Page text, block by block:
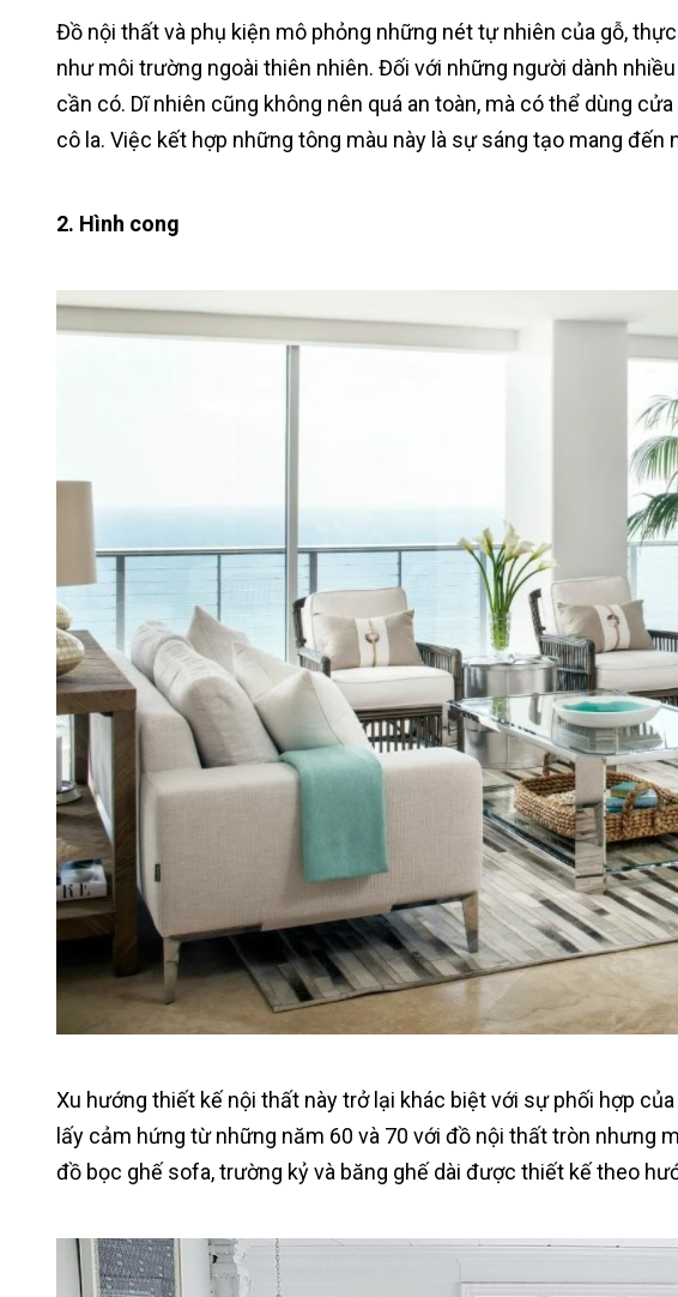
Đồ nội thất và phụ kiện mô phỏng những nét tự nhiên của gỗ,
như môi trường ngoài thiên nhiên. Đối với những người dành
cần có. Dĩ nhiên cũng không nên quá an toàn, mà có thể dùng
cô la. Việc kết hợp những tông màu này là sự sáng tạo mang đến
2. Hình cong
Xu hướng thiết kế nội thất này trở lại khác biệt với sự phối hợp
lấy cảm hứng từ những năm 60 và 70 với đồ nội thất tròn nhưng
đồ bọc ghế sofa, trường kỷ và băng ghế dài được thiết kế theo